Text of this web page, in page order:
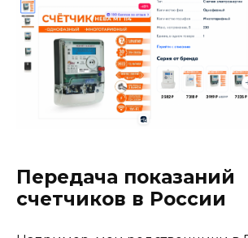
Передача показаний
счетчиков в России